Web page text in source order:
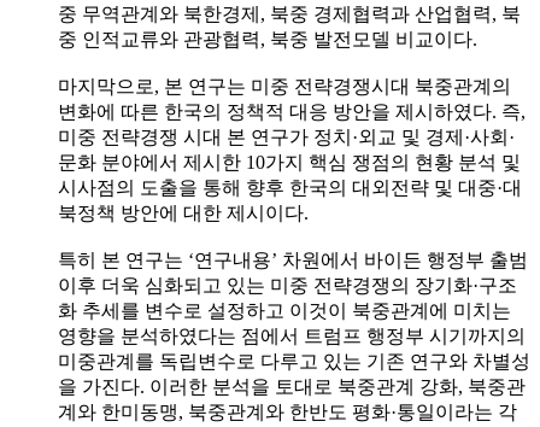
중 무역관계와 북한경제, 북중 경제협력과 산업협력, 북
중 인적교류와 관광협력, 북중 발전모델 비교이다.
마지막으로, 본 연구는 미중 전략경쟁시대 북중관계의
변화에 따른 한국의 정책적 대응 방안을 제시하였다. 즉,
미중 전략경쟁 시대 본 연구가 정치·외교 및 경제·사회·
문화 분야에서 제시한 10가지 핵심 쟁점의 현황 분석 및
시사점의 도출을 통해 향후 한국의 대외전략 및 대중·대
북정책 방안에 대한 제시이다.
특히 본 연구는 ‘연구내용’ 차원에서 바이든 행정부 출범
이후 더욱 심화되고 있는 미중 전략경쟁의 장기화·구조
화 추세를 변수로 설정하고 이것이 북중관계에 미치는
영향을 분석하였다는 점에서 트럼프 행정부 시기까지의
미중관계를 독립변수로 다루고 있는 기존 연구와 차별성
을 가진다. 이러한 분석을 토대로 북중관계 강화, 북중관
계와 한미동맹, 북중관계와 한반도 평화·통일이라는 각